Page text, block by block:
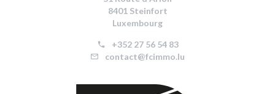
8401 Steinfort
Luxembourg
+352 27 56 54 83
contact@fcimmo.lu